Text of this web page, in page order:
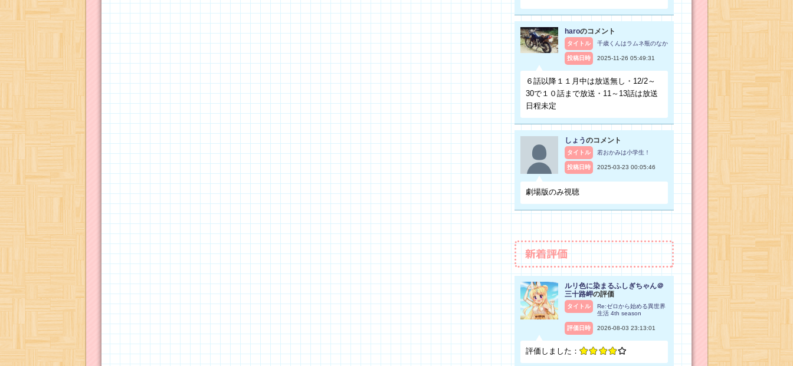
haroのコメント
タイトル 千歳くんはラムネ瓶のなか
投稿日時 2025-11-26 05:49:31
６話以降１１月中は放送無し・12/2～
30で１０話まで放送・11～13話は放送
日程未定
しょうのコメント
タイトル 若おかみは小学生！
投稿日時 2025-03-23 00:05:46
劇場版のみ視聴
ルリ色に染まるふしぎちゃん＠
三十路岬の評価
タイトル
Re:ゼロから始める異世界
生活 4th season
評価日時 2026-08-03 23:13:01
評価しました：